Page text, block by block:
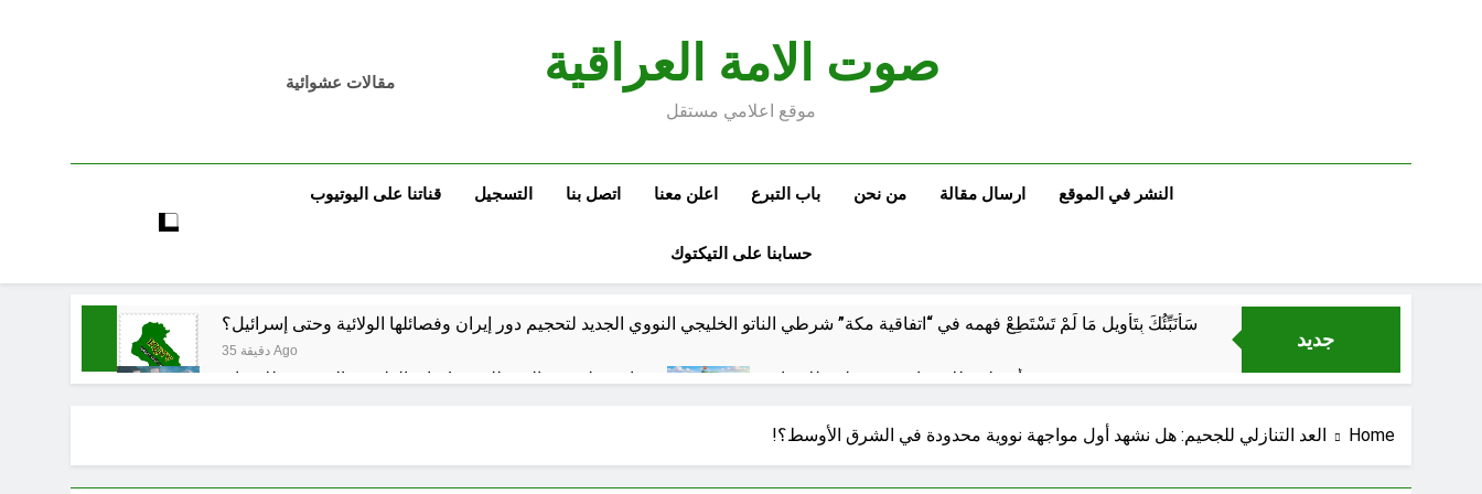
صوت الامة العراقية
موقع اعلامي مستقل
مقالات عشوائية
النشر في الموقع ارسال مقالة من نحن باب التبرع اعلن معنا اتصل بنا التسجيل قناتنا على اليوتيوب
حسابنا على التيكتوك
جديد
35 دقيقة Ago
اشهر لوحة عالمية للموت / راي الفلسفة التجريدية للانسان أوصلهم للانتصار وسيوصلهم للانهيار
اتفاقية مكة للدفاع المشترك: الخفايا النووية والتكنولوجية غير المعلنة… نحو هندسة ردع جديدة في الشرق الأوسط ؟
Home العد التنازلي للجحيم: هل نشهد أول مواجهة نووية محدودة في الشرق الأوسط؟!